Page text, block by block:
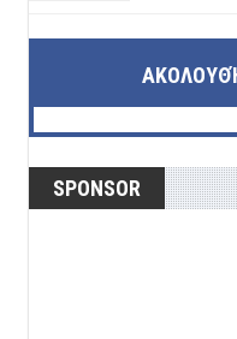
SPONSOR